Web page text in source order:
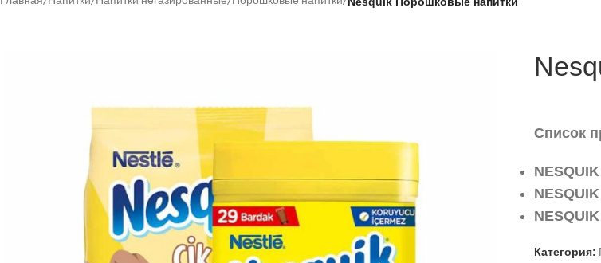
Список
Категория: